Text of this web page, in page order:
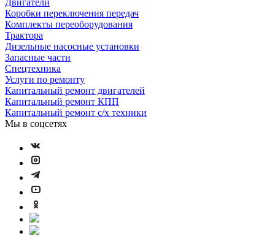
Двигатели
Коробки переключения передач
Комплекты переоборудования
Трактора
Дизельные насосные установки
Запасные части
Спецтехника
Услуги по ремонту
Капитальный ремонт двигателей
Капитальный ремонт КПП
Капитальный ремонт с/х техники
Мы в соцсетях